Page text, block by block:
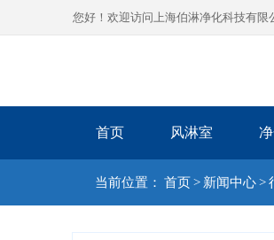
您好！欢迎访问上海伯淋净化科技有
首页 风淋室
当前位置： 首页> 新闻中心>